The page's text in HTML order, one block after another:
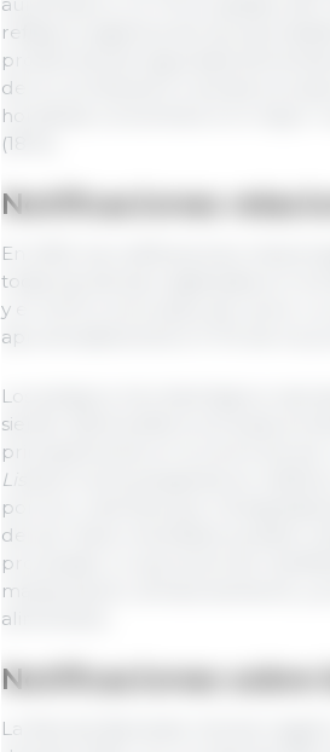
refleja la vigilancia de las
problemas de seguridad
de la coordinación a escala
hortalizas concentraron el mayor
(18 %).
Notificaciones
En 2025, las notificaciones
todas las alertas registradas en la
y el 4,6 % a otros tipos de carne. La
aproximadamente el 13 % de los
Los peligros microbiológicos
siendo
principalmente en la carne de ave.
Listeria monocytogenes
porcino, mientras que
de ave. Estos resultados pueden
procesado, lo que pone de
manipulación, almacenamiento y
alimentaria.
Notificaciones sobre
La Red de Bienestar Animal